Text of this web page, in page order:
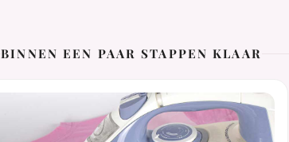
BINNEN EEN PAAR STAPPEN KLAAR